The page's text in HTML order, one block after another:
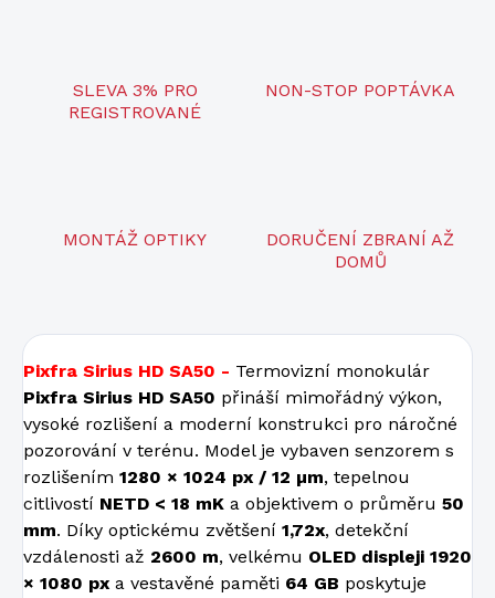
SLEVA 3% PRO
REGISTROVANÉ
NON-STOP POPTÁVKA
MONTÁŽ OPTIKY
DORUČENÍ ZBRANÍ AŽ
DOMŮ
Pixfra Sirius HD SA50 - Termovizní monokulár
Pixfra Sirius HD SA50 přináší mimořádný výkon,
vysoké rozlišení a moderní konstrukci pro náročné
pozorování v terénu. Model je vybaven senzorem s
rozlišením 1280 × 1024 px / 12 µm, tepelnou
citlivostí NETD < 18 mK a objektivem o průměru 50
mm. Díky optickému zvětšení 1,72x, detekční
vzdálenosti až 2600 m, velkému OLED displeji 1920
× 1080 px a vestavěné paměti 64 GB poskytuje